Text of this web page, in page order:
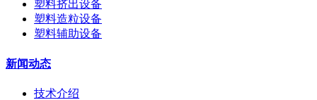
塑料挤出设备
塑料造粒设备
塑料辅助设备
新闻动态
技术介绍